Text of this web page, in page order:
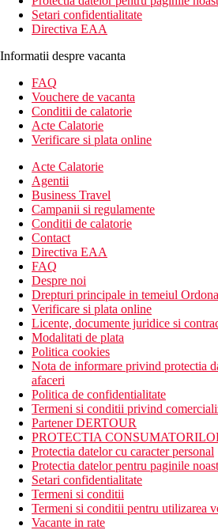
Setari confidentialitate
Directiva EAA
Informatii despre vacanta
FAQ
Vouchere de vacanta
Conditii de calatorie
Acte Calatorie
Verificare si plata online
Acte Calatorie
Agentii
Business Travel
Campanii si regulamente
Conditii de calatorie
Contact
Directiva EAA
FAQ
Despre noi
Drepturi principale in temeiul
Verificare si plata online
Licente, documente juridice si
Modalitati de plata
Politica cookies
Nota de informare privind protectia
afaceri
Politica de confidentialitate
Termeni si conditii privind
Partener DERTOUR
PROTECTIA
Protectia datelor cu caracter personal
Protectia datelor pentru paginile
Setari confidentialitate
Termeni si conditii
Termeni si conditii pentru utilizarea
Vacante in rate